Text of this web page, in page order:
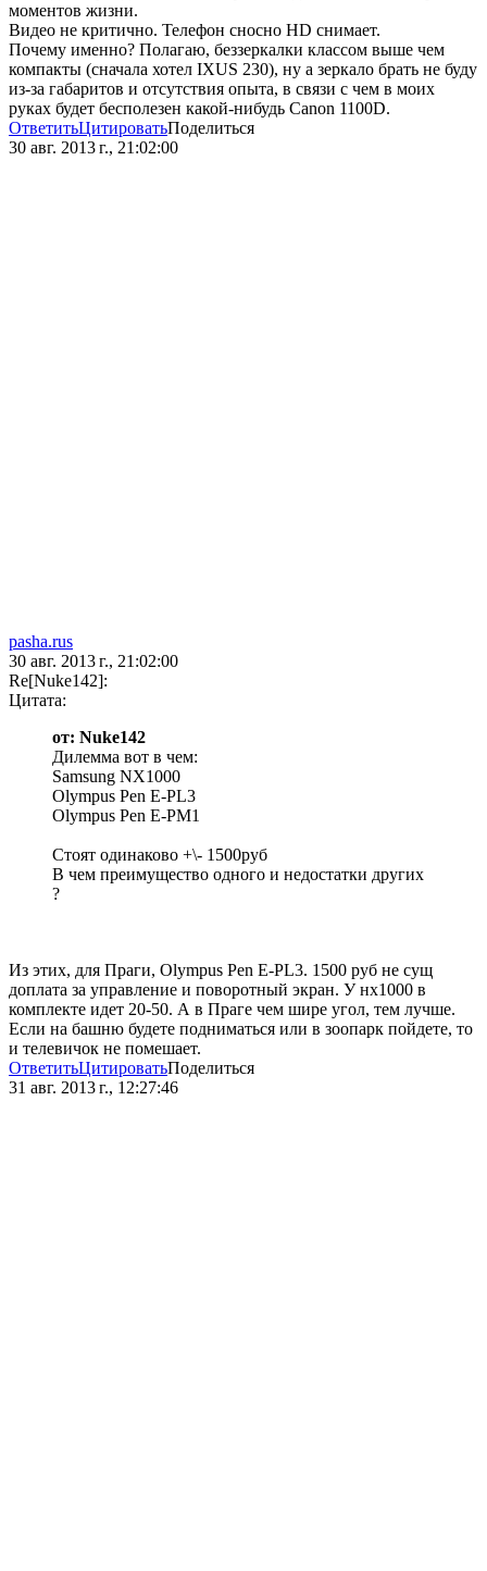
моментов жизни.
Видео не критично. Телефон сносно HD снимает.
Почему именно? Полагаю, беззеркалки классом выше чем
компакты (сначала хотел IXUS 230), ну а зеркало брать не буду
из-за габаритов и отсутствия опыта, в связи с чем в моих
руках будет бесполезен какой-нибудь Canon 1100D.
ОтветитьЦитироватьПоделиться
30 авг. 2013 г., 21:02:00
pasha.rus
30 авг. 2013 г., 21:02:00
Re[Nuke142]:
Цитата:
от: Nuke142
Дилемма вот в чем:
Samsung NX1000
Olympus Pen E-PL3
Olympus Pen E-PM1
Стоят одинаково +\- 1500руб
В чем преимущество одного и недостатки других
?
Из этих, для Праги, Olympus Pen E-PL3. 1500 руб не сущ
доплата за управление и поворотный экран. У нх1000 в
комплекте идет 20-50. А в Праге чем шире угол, тем лучше.
Если на башню будете подниматься или в зоопарк пойдете, то
и телевичок не помешает.
ОтветитьЦитироватьПоделиться
31 авг. 2013 г., 12:27:46